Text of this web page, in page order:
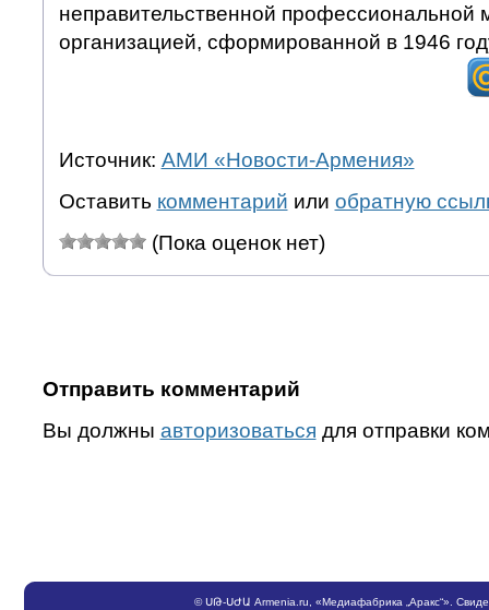
неправительственной профессиональной
организацией, сформированной в 1946
Источник: АМИ «Новости-Армения»
Оставить комментарий или обратную
(Пока оценок нет)
Отправить комментарий
Вы должны авторизоваться для отправки
©ՍԹ-ՍԺԱ Armenia.ru , «Медиафабрика „Аракс“».